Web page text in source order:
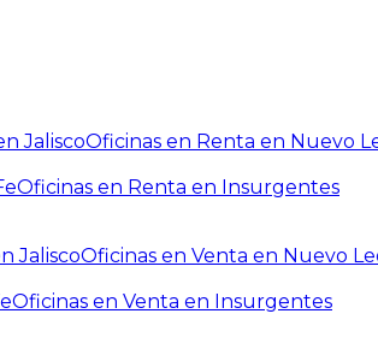
JaliscoOficinas en Renta en Nuevo
Oficinas en Renta en Insurgentes
JaliscoOficinas en Venta en Nuevo
Oficinas en Venta en Insurgentes